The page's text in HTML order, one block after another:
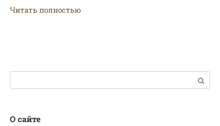
Читать полностью
Поиск:
О сайте